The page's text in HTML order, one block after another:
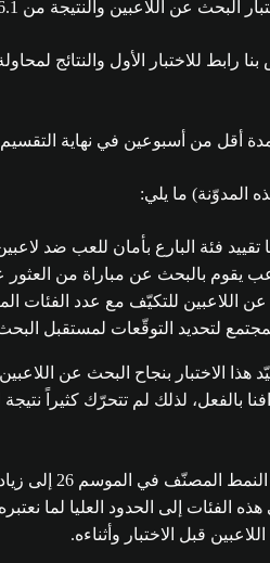
البحث عن اللاعبين والنتيجة من 26.1.
اللاعبين من فئة البارع بلاعبين آخرين من فئة البارع وأي قسم من التصنيف الماسي (من 1 إلى 4) فقط.
المدوّنة) ما يلي:
تقييد فئة البارع بأمان للعب ضد
بالبحث عن مباراة من العثور
اللاعبين للتكيّف مع عدد الفئات
لتحديد التوقّعات لمستقبل
هذا الاختبار بنجاح البحث عن
بالفعل، لذلك لم تتحرّك كثيراً
أدت
الفئات إلى الحدود العليا لما
قبل الاختبار وأثناءه.